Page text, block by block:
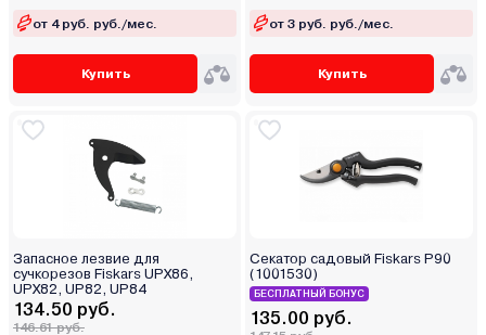
от 4 руб. руб./мес.
Купить
от 3 руб. руб./мес.
Купить
Запасное лезвие для
сучкорезов Fiskars UPX86,
UPX82, UP82, UP84
134.50 руб.
146.61 руб.
Секатор садовый Fiskars P90
(1001530)
БЕСПЛАТНЫЙ БОНУС
135.00 руб.